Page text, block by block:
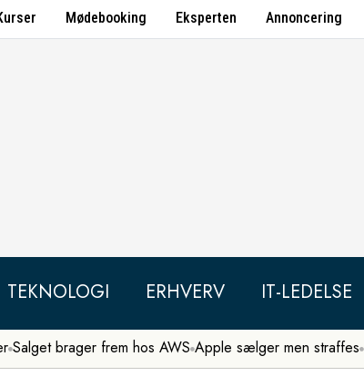
Mødebooking Eksperten Annoncering
TEKNOLOGI ERHVERV IT-LEDELSE
Salget brager frem hos AWS Apple sælger men straffes